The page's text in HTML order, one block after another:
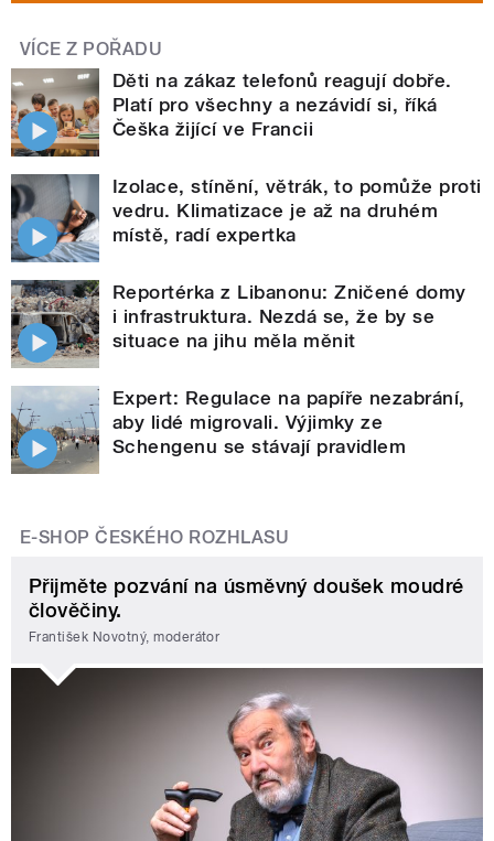
VÍCE Z POŘADU
Děti na zákaz telefonů reagují dobře.
Platí pro všechny a nezávidí si, říká
Češka žijící ve Francii
Izolace, stínění, větrák, to pomůže proti
vedru. Klimatizace je až na druhém
místě, radí expertka
Reportérka z Libanonu: Zničené domy
i infrastruktura. Nezdá se, že by se
situace na jihu měla měnit
Expert: Regulace na papíře nezabrání,
aby lidé migrovali. Výjimky ze
Schengenu se stávají pravidlem
E-SHOP ČESKÉHO ROZHLASU
Přijměte pozvání na úsměvný doušek moudré
člověčiny.
František Novotný, moderátor